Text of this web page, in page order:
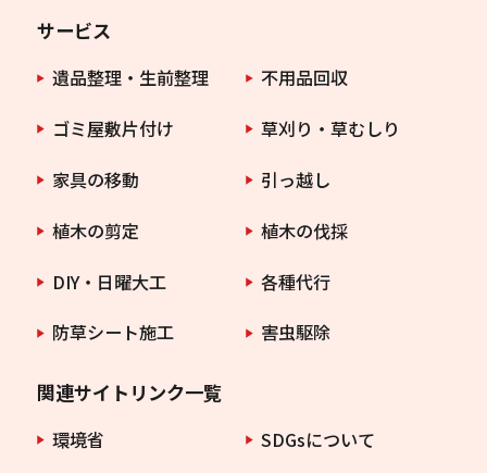
サービス
遺品整理・生前整理
不用品回収
ゴミ屋敷片付け
草刈り・草むしり
家具の移動
引っ越し
植木の剪定
植木の伐採
DIY・日曜大工
各種代行
防草シート施工
害虫駆除
関連サイトリンク一覧
環境省
SDGsについて